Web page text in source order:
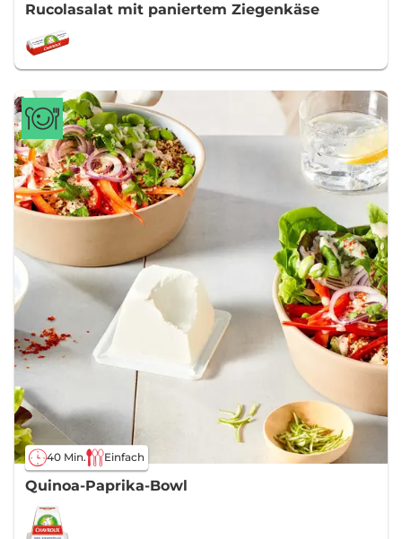
Rucolasalat mit paniertem Ziegenkäse
40 Min. Einfach
Quinoa-Paprika-Bowl